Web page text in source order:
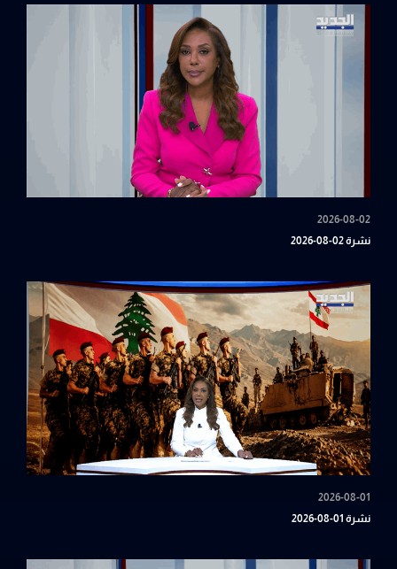
2026-08-02
نشرة 02-08-2026
2026-08-01
نشرة 01-08-2026